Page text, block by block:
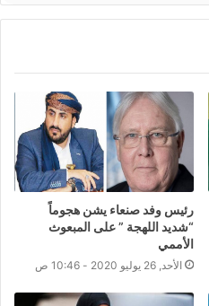
رئيس وفد صنعاء يشن هجوماً
“شديد اللهجة ” على المبعوث
الأممي
الأحد, 26 يوليو 2020 - 10:46 ص